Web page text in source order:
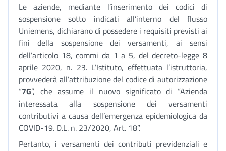
Le aziende, mediante l’inserimento dei codici di
sospensione sotto indicati all’interno del flusso
Uniemens, dichiarano di possedere i requisiti previsti ai
fini della sospensione dei versamenti, ai sensi
dell’articolo 18, commi da 1 a 5, del decreto-legge 8
aprile 2020, n. 23. L’Istituto, effettuata l’istruttoria,
provvederà all’attribuzione del codice di autorizzazione
“7G”, che assume il nuovo significato di “Azienda
interessata alla sospensione dei versamenti
contributivi a causa dell’emergenza epidemiologica da
COVID-19. D.L. n. 23/2020, Art. 18”.
Pertanto, i versamenti dei contributi previdenziali e